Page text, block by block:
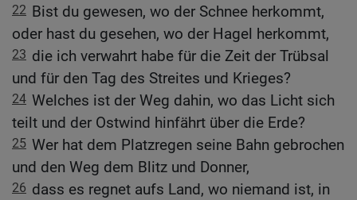
22 Bist du gewesen, wo der Schnee herkommt,
oder hast du gesehen, wo der Hagel herkommt,
23 die ich verwahrt habe für die Zeit der Trübsal
und für den Tag des Streites und Krieges?
24 Welches ist der Weg dahin, wo das Licht sich
teilt und der Ostwind hinfährt über die Erde?
25 Wer hat dem Platzregen seine Bahn gebrochen
und den Weg dem Blitz und Donner,
26 dass es regnet aufs Land, wo niemand ist, in